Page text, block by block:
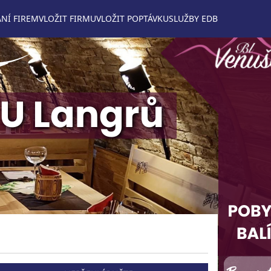
FIREMVLOŽIT FIRMUVLOŽIT POPTÁVKUSLUŽBY EDB